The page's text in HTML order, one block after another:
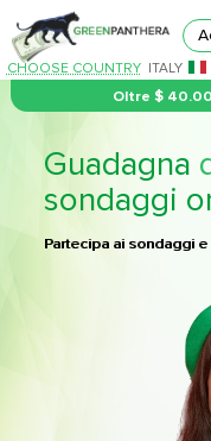
CHOOSE COUNTRY ITALY
Oltre $
Guadagna
sondaggi
Partecipa ai sondaggi